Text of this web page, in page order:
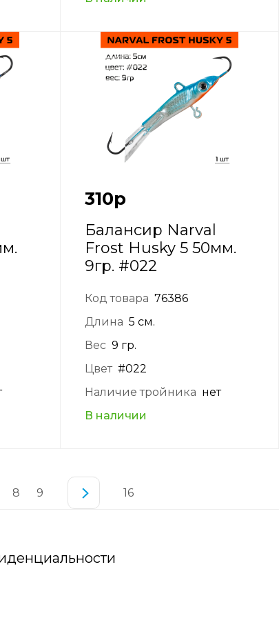
310р
Балансир Narval
Frost Husky 5 50мм.
9гр. #022
Код товара 76386
Длина 5 см.
Вес 9 гр.
Цвет #022
Наличие тройника нет
В наличии
8 9 16